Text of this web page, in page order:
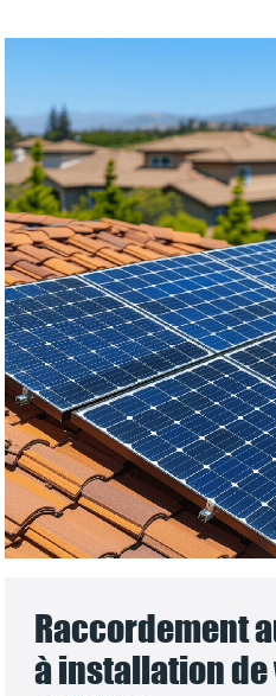
Raccordement
à installation de